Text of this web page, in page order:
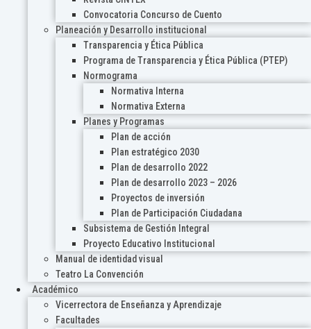
Convocatoria Concurso de Cuento
Planeación y Desarrollo institucional
Transparencia y Ética Pública
Programa de Transparencia y Ética Pública (PTEP)
Normograma
Normativa Interna
Normativa Externa
Planes y Programas
Plan de acción
Plan estratégico 2030
Plan de desarrollo 2022
Plan de desarrollo 2023 – 2026
Proyectos de inversión
Plan de Participación Ciudadana
Subsistema de Gestión Integral
Proyecto Educativo Institucional
Manual de identidad visual
Teatro La Convención
Académico
Vicerrectora de Enseñanza y Aprendizaje
Facultades